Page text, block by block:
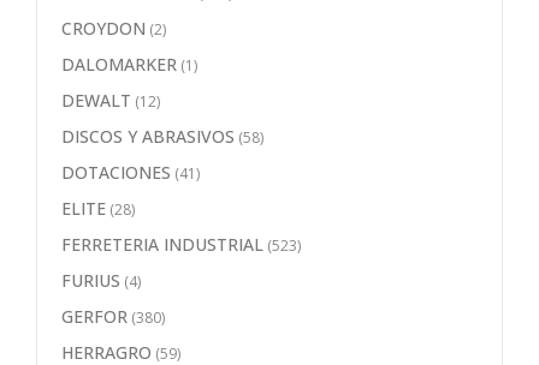
CROYDON (2)
DALOMARKER (1)
DEWALT (12)
DISCOS Y ABRASIVOS (58)
DOTACIONES (41)
ELITE (28)
FERRETERIA INDUSTRIAL (523)
FURIUS (4)
GERFOR (380)
HERRAGRO (59)